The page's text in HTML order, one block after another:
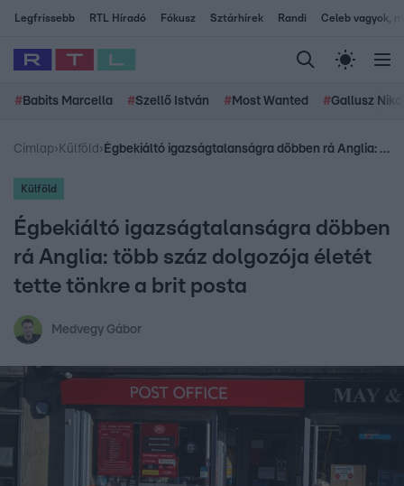
Legfrissebb RTL Híradó Fókusz Sztárhírek Randi Celeb vagyok,
# Babits Marcella #Szellő István # Most Wanted #Gallusz
Címlap› Külföld › Égbekiáltó igazságtalanságra döbben rá Anglia: több száz dolgozója életét tette tönkre a brit posta
Külföld
Égbekiáltó igazságtalanságra döbben
rá Anglia: több száz dolgozója életét
tette tönkre a brit posta
Medvegy Gábor